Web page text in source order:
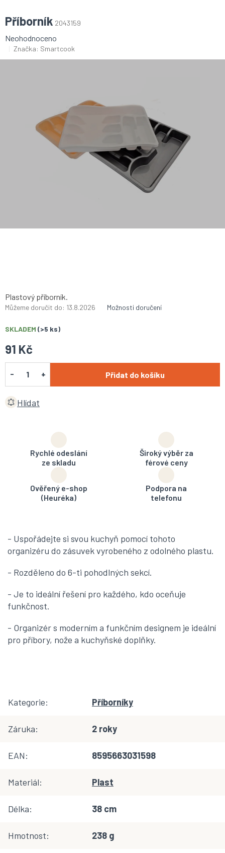
Příborník 2043159
Průměrné
hodnocení
Neohodnoceno
Značka: Smartcook
91 Kč
SKLADEM (>5 ks)
Můžeme doručit do: 13.8.2026 Možnosti doručení
Přidat do košíku
Plastový příborník.
Hlídat
Rychlé odeslání
ze skladu
Široký výběr za
férové ceny
Ověřený e-shop
(Heuréka)
Podpora na
telefonu
- Uspořádejte si svou kuchyň pomocí tohoto
organizéru do zásuvek vyrobeného z odolného plastu.
- Rozděleno do 6-ti pohodlných sekcí.
- Je to ideální řešení pro každého, kdo oceňuje
funkčnost.
- Organizér s moderním a funkčním designem je ideální
pro příbory, nože a kuchyňské doplňky.
Kategorie: Příborníky
Záruka: 2 roky
EAN: 8595663031598
Materiál: Plast
Délka: 38 cm
Hmotnost: 238 g